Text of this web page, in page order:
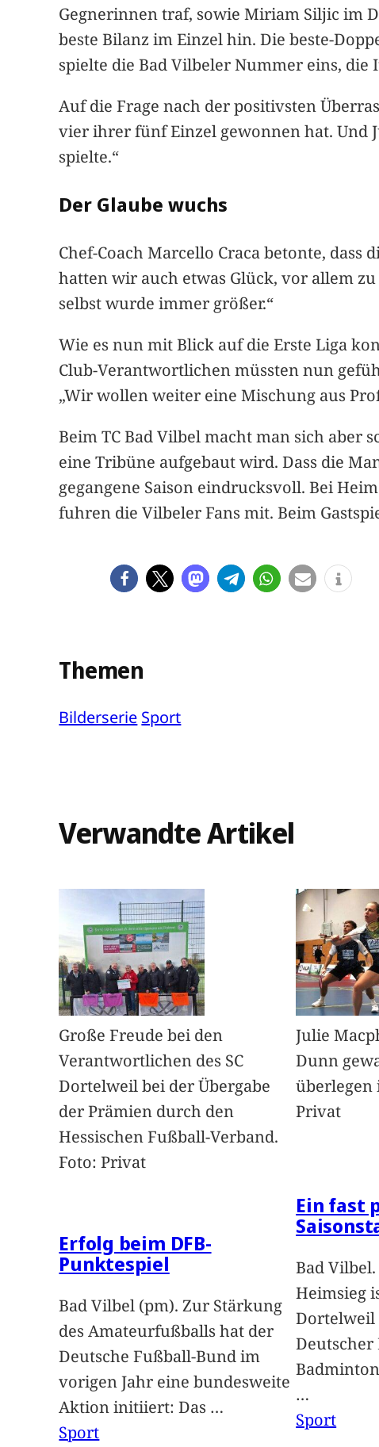
Gegnerinnen traf, sowie Miriam Siljic im
beste Bilanz im Einzel hin. Die beste-
spielte die Bad Vilbeler Nummer eins, die
Auf die Frage nach der positivsten
vier ihrer fünf Einzel gewonnen hat. Und
spielte.“
Der Glaube wuchs
Chef-Coach Marcello Craca betonte,
hatten wir auch etwas Glück, vor allem
selbst wurde immer größer.“
Wie es nun mit Blick auf die Erste Liga
Club-Verantwortlichen müssten nun
„Wir wollen weiter eine Mischung aus
Beim TC Bad Vilbel macht man sich aber
eine Tribüne aufgebaut wird. Dass die
gegangene Saison eindrucksvoll. Bei
fuhren die Vilbeler Fans mit. Beim
Themen
Bilderserie Sport
Verwandte Artikel
Große Freude bei den
Verantwortlichen des SC
Dortelweil bei der Übergabe
der Prämien durch den
Hessischen Fußball-Verband.
Foto: Privat
Erfolg beim DFB-
Punktespiel
Bad Vilbel (pm). Zur Stärkung
des Amateurfußballs hat der
Deutsche Fußball-Bund im
vorigen Jahr eine bundesweite
Aktion initiiert: Das …
Sport
Julie
Dunn
überlegen
Privat
Ein fast
Bad
Heimsieg
Dortelweil
…
Sport